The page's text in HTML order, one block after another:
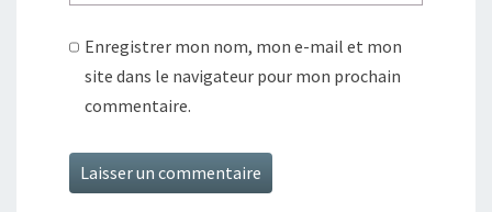
Enregistrer mon nom, mon e-mail et mon
site dans le navigateur pour mon prochain
commentaire.